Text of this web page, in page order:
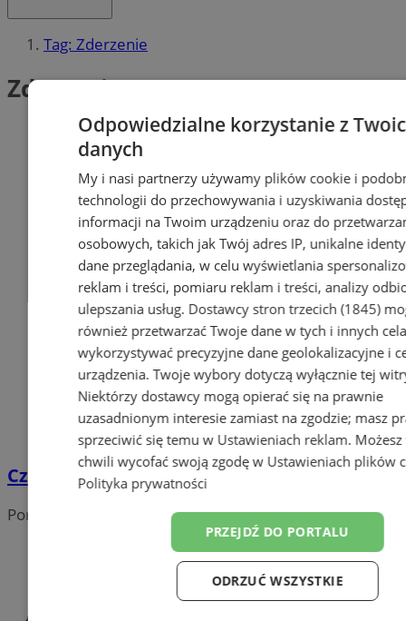
Tag: Zderzenie
Zderzenie (1)
Czołowe zderzenie w Wodzisławiu Śląskim!
Portal należy do sieci
Odpowiedzialne korzystanie z
danych
My i nasi partnerzy używamy plików cookie i
technologii do przechowywania i uzyskiwania
informacji na Twoim urządzeniu oraz do
osobowych, takich jak Twój adres IP, unikalne
dane przeglądania, w celu wyświetlania
reklam i treści, pomiaru reklam i treści, analizy
ulepszania usług. Dostawcy stron trzecich (1845)
również przetwarzać Twoje dane w tych i innych
wykorzystywać precyzyjne dane geolokalizacyjne i
urządzenia. Twoje wybory dotyczą wyłącznie tej
Niektórzy dostawcy mogą opierać się na prawnie
uzasadnionym interesie zamiast na zgodzie; masz
sprzeciwić się temu w Ustawieniach reklam.
chwili wycofać swoją zgodę w Ustawieniach plików
Polityka prywatności
PRZEJDŹ DO PORTALU
ODRZUĆ WSZYSTKIE